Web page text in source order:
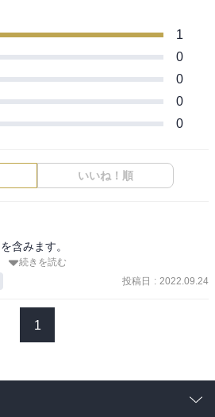
1
0
0
0
0
いいね！順
含みます。
わる、熱い一冊。
みたかった。
ではない！とこの一冊のページを捲り
続きを読む
投稿日 : 2022.09.24
1